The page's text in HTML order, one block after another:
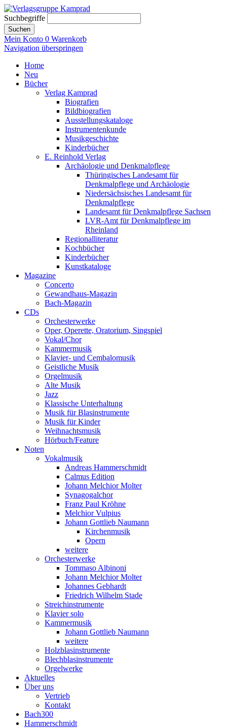
Suchbegriffe
Suchen
Mein Konto 0 Warenkorb
Navigation überspringen
Home
Neu
Bücher
Verlag Kamprad
Biografien
Bildbiografien
Ausstellungskataloge
Instrumentenkunde
Musikgeschichte
Kinderbücher
E. Reinhold Verlag
Archäologie und Denkmalpflege
Thüringisches Landesamt für
Denkmalpflege und Archäologie
Niedersächsisches Landesamt für
Denkmalpflege
Landesamt für Denkmalpflege Sachsen
LVR-Amt für Denkmalpflege im
Rheinland
Regionalliteratur
Kochbücher
Kinderbücher
Kunstkataloge
Magazine
Concerto
Gewandhaus-Magazin
Bach-Magazin
CDs
Orchesterwerke
Oper, Operette, Oratorium, Singspiel
Vokal/Chor
Kammermusik
Klavier- und Cembalomusik
Geistliche Musik
Orgelmusik
Alte Musik
Jazz
Klassische Unterhaltung
Musik für Blasinstrumente
Musik für Kinder
Weihnachtsmusik
Hörbuch/Feature
Noten
Vokalmusik
Andreas Hammerschmidt
Calmus Edition
Johann Melchior Molter
Synagogalchor
Franz Paul Kröhne
Melchior Vulpius
Johann Gottlieb Naumann
Kirchenmusik
Opern
weitere
Orchesterwerke
Tommaso Albinoni
Johann Melchior Molter
Johannes Gebhardt
Friedrich Wilhelm Stade
Streichinstrumente
Klavier solo
Kammermusik
Johann Gottlieb Naumann
weitere
Holzblasinstrumente
Blechblasinstrumente
Orgelwerke
Aktuelles
Über uns
Vertrieb
Kontakt
Bach300
Hammerschmidt